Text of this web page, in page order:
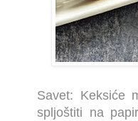
Savet: Keksiće
spljoštiti na